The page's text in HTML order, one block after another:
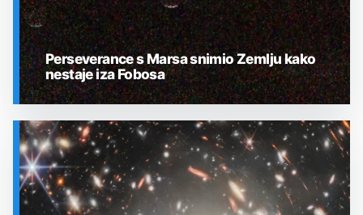
SVEMIR
Perseverance s Marsa snimio Zemlju kako
nestaje iza Fobosa